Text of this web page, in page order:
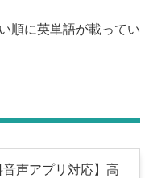
順に英単語が載ってい
音声アプリ対応】高